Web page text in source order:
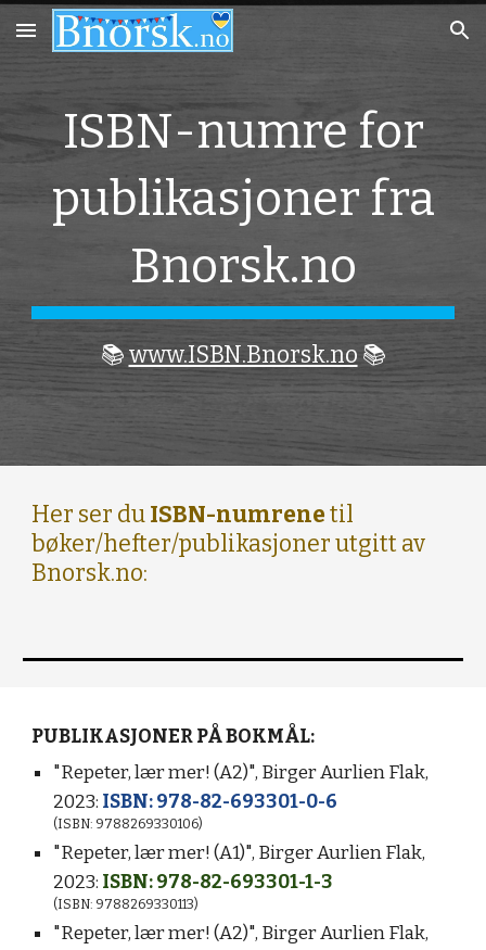
Skip to main content Skip to navigation
ISBN-numre for
publikasjoner fra
Bnorsk.no
📚www.ISBN.Bnorsk.no 📚
Her ser duISBN-numrenetil
bøker/hefter/publikasjoner utgitt av
Bnorsk.no:
PUBLIKASJONER PÅ BOKMÅL:
"Repeter, lær mer! (A2)", Birger Aurlien Flak,
2023: ISBN: 978-82-693301-0-6
(ISBN: 9788269330106)
"Repeter, lær mer! (A1)", Birger Aurlien Flak,
2023: ISBN: 978-82-693301-1-3
(ISBN: 9788269330113)
"Repeter, lær mer! (A2)", Birger Aurlien Flak,